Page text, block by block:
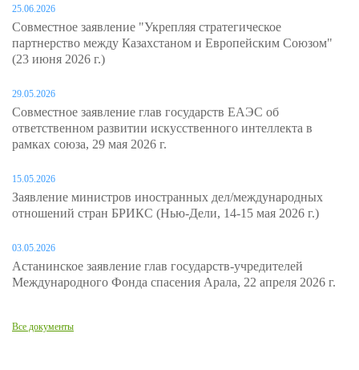
25.06.2026
Совместное заявление "Укрепляя стратегическое
партнерство между Казахстаном и Европейским Союзом"
(23 июня 2026 г.)
29.05.2026
Совместное заявление глав государств ЕАЭС об
ответственном развитии искусственного интеллекта в
рамках союза, 29 мая 2026 г.
15.05.2026
Заявление министров иностранных дел/международных
отношений стран БРИКС (Нью-Дели, 14-15 мая 2026 г.)
03.05.2026
Астанинское заявление глав государств-учредителей
Международного Фонда спасения Арала, 22 апреля 2026 г.
Все документы